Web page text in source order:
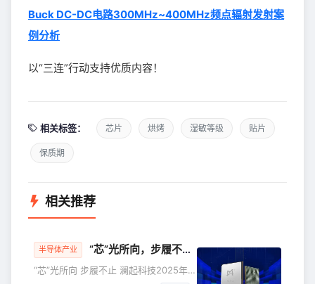
Buck DC-DC电路300MHz~400MHz频点辐射发射案
例分析
以“三连”行动支持优质内容！
相关标签： 芯片 烘烤 湿敏等级 贴片
保质期
相关推荐
半导体产业 “芯”光所向，步履不止｜澜起科技2025年度关键词
“芯”光所向 步履不止 澜起科技2025年度